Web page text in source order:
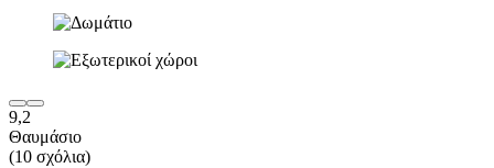
9,2
Θαυμάσιο
(10 σχόλια)